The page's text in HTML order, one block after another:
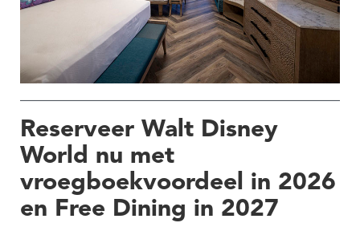
Reserveer Walt Disney
World nu met
vroegboekvoordeel in 2026
en Free Dining in 2027